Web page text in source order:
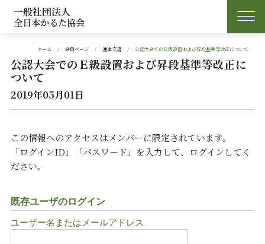
一般社団法人
全日本かるた協会
ホーム 会員ページ 通達文書 公認大会でのＥ級設置および昇段基準等改正について
公認大会でのＥ級設置および昇段基準等改正に
ついて
2019年05月01日
この情報へのアクセスはメンバーに限定されています。
「ログインID」「パスワード」を入力して、ログインしてく
ださい。
既存ユーザのログイン
ユーザー名またはメールアドレス